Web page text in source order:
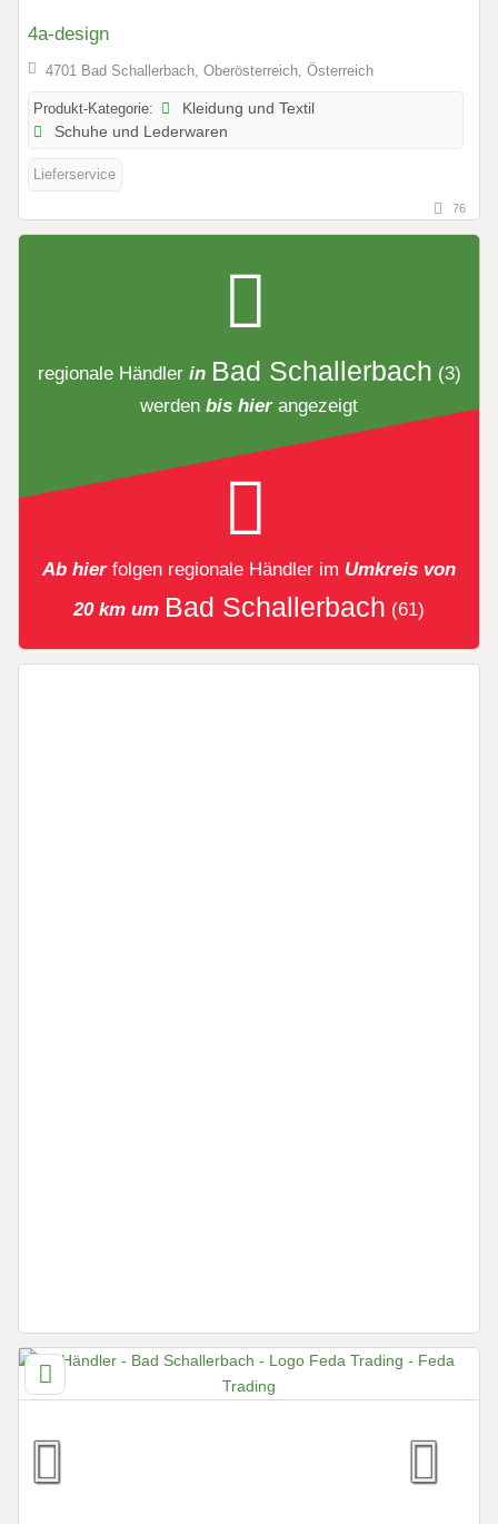
4a-design
4701 Bad Schallerbach, Oberösterreich, Österreich
Produkt-Kategorie:
Kleidung und Textil
Schuhe und Lederwaren
Lieferservice
76
regionale Händler in Bad Schallerbach (3)
werden bis hierangezeigt
Ab hier folgen regionale Händler im Umkreis von
20 km um Bad Schallerbach (61)